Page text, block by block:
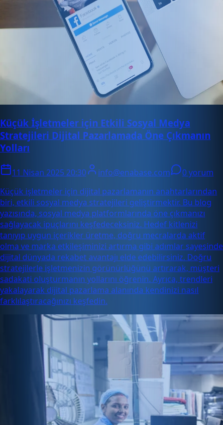
Küçük İşletmeler için Etkili Sosyal Medya
Stratejileri Dijital Pazarlamada Öne Çıkmanın
Yolları
11 Nisan 2025 20:30 info@enabase.com
0 yorum
Küçük işletmeler için dijital pazarlamanın anahtarlarından
biri, etkili sosyal medya stratejileri geliştirmektir. Bu blog
yazısında, sosyal medya platformlarında öne çıkmanızı
sağlayacak ipuçlarını keşfedeceksiniz. Hedef kitlenizi
tanıyıp uygun içerikler üretme, doğru mecralarda aktif
olma ve marka etkileşiminizi artırma gibi adımlar sayesinde
dijital dünyada rekabet avantajı elde edebilirsiniz. Doğru
stratejilerle işletmenizin görünürlüğünü artırarak, müşteri
sadakati oluşturmanın yollarını öğrenin. Ayrıca, trendleri
yakalayarak dijital pazarlama alanında kendinizi nasıl
farklılaştıracağınızı keşfedin.